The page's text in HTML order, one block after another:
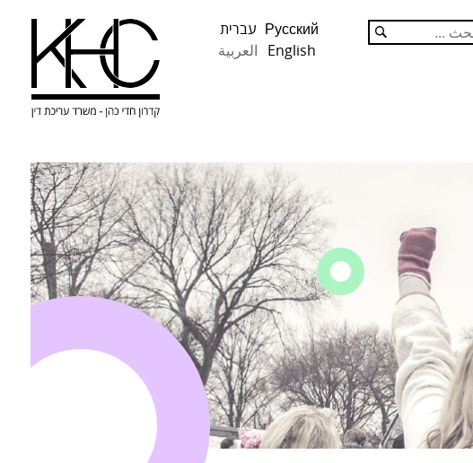
Русский עברית
English العربية